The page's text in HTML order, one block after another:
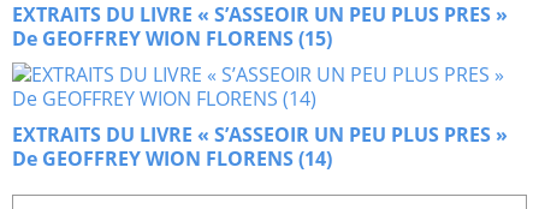
EXTRAITS DU LIVRE « S’ASSEOIR UN PEU PLUS PRES »
De GEOFFREY WION FLORENS (15)
EXTRAITS DU LIVRE « S’ASSEOIR UN PEU PLUS PRES »
De GEOFFREY WION FLORENS (14)